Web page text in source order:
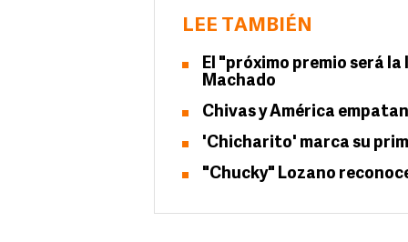
LEE TAMBIÉN
El "próximo premio será
Machado
Chivas y América
'Chicharito' marca su
"Chucky" Lozano